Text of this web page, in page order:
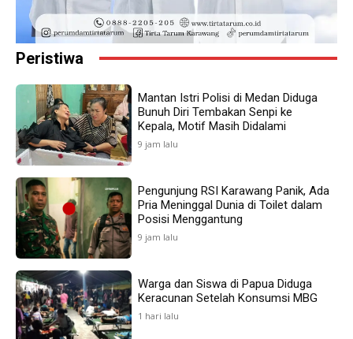
Peristiwa
Mantan Istri Polisi di Medan Diduga
Bunuh Diri Tembakan Senpi ke
Kepala, Motif Masih Didalami
9 jam lalu
Pengunjung RSI Karawang Panik, Ada
Pria Meninggal Dunia di Toilet dalam
Posisi Menggantung
9 jam lalu
Warga dan Siswa di Papua Diduga
Keracunan Setelah Konsumsi MBG
1 hari lalu